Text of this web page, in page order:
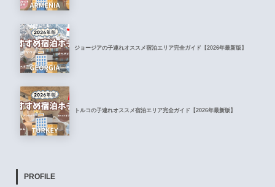
ジョージアの子連れオススメ宿泊エリア完全ガイド【2026年最新版】
トルコの子連れオススメ宿泊エリア完全ガイド【2026年最新版】
PROFILE